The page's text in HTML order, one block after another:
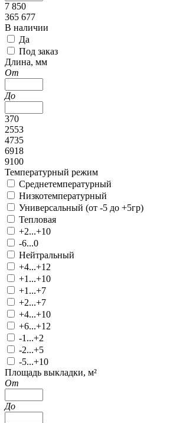
7 850
365 677
В наличии
Да
Под заказ
Длина, мм
От
До
370
2553
4735
6918
9100
Температурный режим
Среднетемпературный
Низкотемпературный
Универсальный (от -5 до +5гр)
Тепловая
+2...+10
-6...0
Нейтральный
+4...+12
+1...+10
+1...+7
+2...+7
+4...+10
+6...+12
-1...+2
-2...+5
-5...+10
Площадь выкладки, м²
От
До